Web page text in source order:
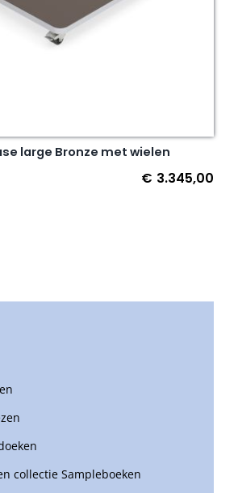
large Bronze met wielen
€ 3.345,00
collectie Sampleboeken